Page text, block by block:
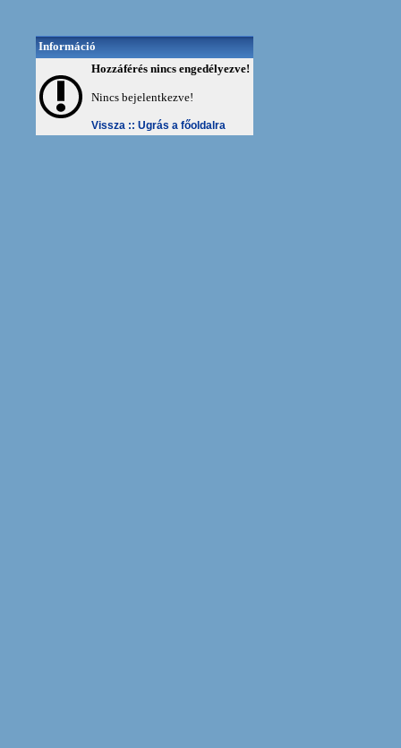
Információ
Hozzáférés nincs engedélyezve!
Nincs bejelentkezve!
Vissza :: Ugrás a főoldalra